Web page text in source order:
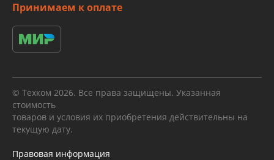
Принимаем к оплате
© Техком 2026. Все права защищены. Указанная
стоимость
товаров и условия их приобретения действительны на
текущую дату.
Правовая информация